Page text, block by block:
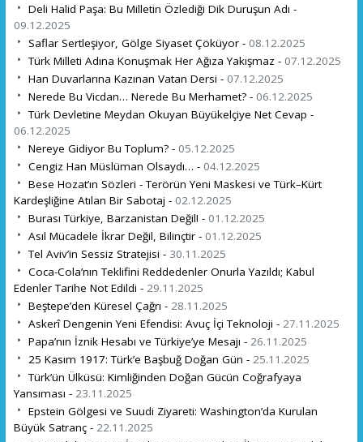
Deli Halid Paşa: Bu Milletin Özlediği Dik Duruşun Adı -
09.12.2025
Saflar Sertleşiyor, Gölge Siyaset Çöküyor - 08.12.2025
Türk Milleti Adına Konuşmak Her Ağıza Yakışmaz - 07.12.2025
Han Duvarlarına Kazınan Vatan Dersi - 07.12.2025
Nerede Bu Vicdan… Nerede Bu Merhamet? - 06.12.2025
Türk Devletine Meydan Okuyan Büyükelçiye Net Cevap -
06.12.2025
Nereye Gidiyor Bu Toplum? - 05.12.2025
Cengiz Han Müslüman Olsaydı… - 04.12.2025
Bese Hozat’ın Sözleri - Terörün Yeni Maskesi ve Türk–Kürt
Kardeşliğine Atılan Bir Sabotaj - 02.12.2025
Burası Türkiye, Barzanistan Değil! - 01.12.2025
Asıl Mücadele İkrar Değil, Bilinçtir - 01.12.2025
Tel Aviv’in Sessiz Stratejisi - 30.11.2025
Coca-Cola’nın Teklifini Reddedenler Onurla Yazıldı; Kabul
Edenler Tarihe Not Edildi - 29.11.2025
Beştepe’den Küresel Çağrı - 28.11.2025
Askerî Dengenin Yeni Efendisi: Avuç İçi Teknoloji - 27.11.2025
Papa’nın İznik Hesabı ve Türkiye’ye Mesajı - 26.11.2025
25 Kasım 1917: Türk’e Başbuğ Doğan Gün - 25.11.2025
Türk’ün Ülküsü: Kimliğinden Doğan Gücün Coğrafyaya
Yansıması - 23.11.2025
Epstein Gölgesi ve Suudi Ziyareti: Washington’da Kurulan
Büyük Satranç - 22.11.2025